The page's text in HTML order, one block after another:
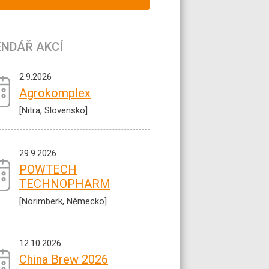
AKCÍ
2.9.2026
Agrokomplex
[Nitra, Slovensko]
29.9.2026
POWTECH
TECHNOPHARM
[Norimberk, Německo]
12.10.2026
China Brew 2026